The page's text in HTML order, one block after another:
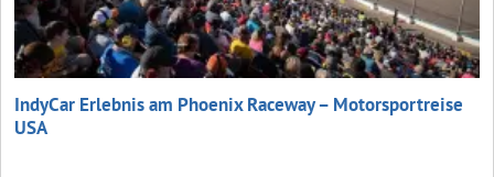
IndyCar Erlebnis am Phoenix Raceway – Motorsportreise
USA